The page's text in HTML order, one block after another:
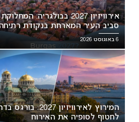
אירוויזיון 2027 בבולגריה: המחלוקת
סביב העיר המארחת בנקודת
6 באוגוסט 2026
המירוץ לאירוויזיון 2027:
לחטוף לסופיה את האירוח